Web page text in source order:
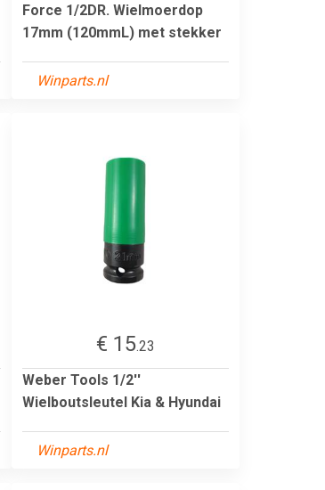
Force 1/2DR. Wielmoerdop
17mm (120mmL) met stekker
Winparts.nl
€ 15.23
Weber Tools 1/2''
Wielboutsleutel Kia & Hyundai
Winparts.nl